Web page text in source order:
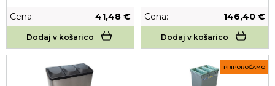
Cena: 41,48 €
Dodaj v košarico
Cena: 146,40 €
Dodaj v košarico
PRIPOROČAMO